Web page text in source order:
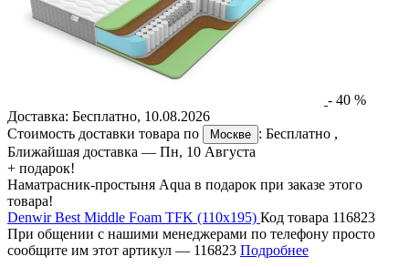
- 40 %
Доставка: Бесплатно, 10.08.2026
Стоимость доставки товара по
Москве : Бесплатно ,
Ближайшая доставка — Пн, 10 Августа
+ подарок!
Наматрасник-простыня Aqua в подарок при заказе этого
товара!
Denwir Best Middle Foam TFK (110х195) Код товара 116823
При общении с нашими менеджерами по телефону просто
сообщите им этот артикул — 116823 Подробнее